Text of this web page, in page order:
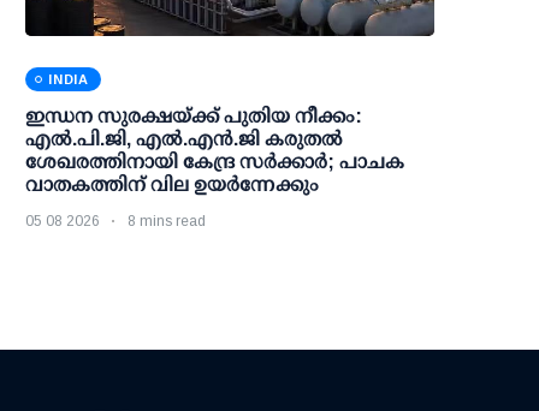
INDIA
ഇന്ധന സുരക്ഷയ്ക്ക് പുതിയ നീക്കം:
എല്‍.പി.ജി, എല്‍.എന്‍.ജി കരുതല്‍
ശേഖരത്തിനായി കേന്ദ്ര സര്‍ക്കാര്‍; പാചക
വാതകത്തിന് വില ഉയര്‍ന്നേക്കും
05 08 2026 8 mins read